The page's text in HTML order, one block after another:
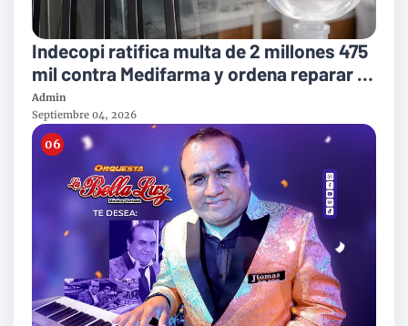
Indecopi ratifica multa de 2 millones 475
mil contra Medifarma y ordena reparar a
victimas del suero defectuoso
Admin
Septiembre 04, 2026